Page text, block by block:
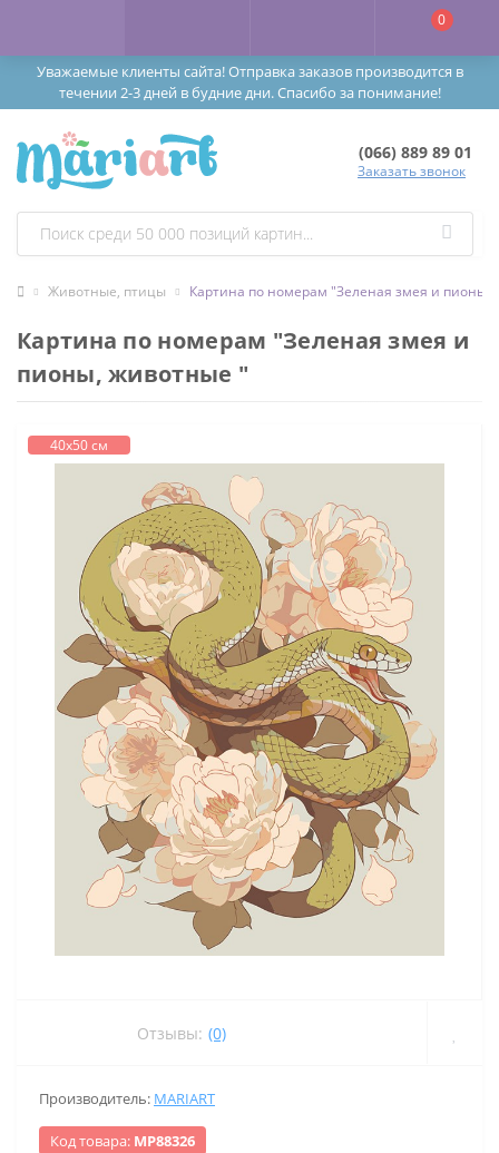
Уважаемые клиенты сайта! Отправка заказов производится в
течении 2-3 дней в будние дни. Спасибо за понимание!
0
(066) 889 89 01
Заказать звонок
Животные, птицы Картина по номерам "Зеленая змея и пионы,
Картина по номерам "Зеленая змея и
пионы, животные "
40х50 см
Отзывы: (0)
Производитель: MARIART
Код товара: МР88326